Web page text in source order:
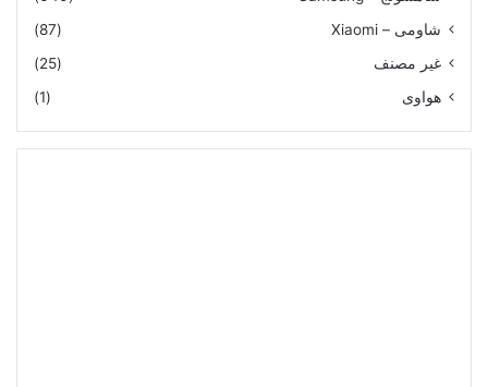
شاومى – Xiaomi
(87)
غير مصنف
(25)
هواوى
(1)